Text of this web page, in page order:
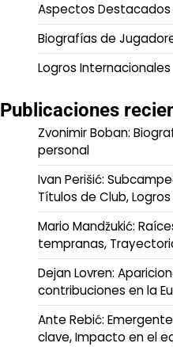
Aspectos
Biografías de
Logros Internacionales
Publicaciones
Zvonimir Boban:
personal
Ivan Perišić:
Títulos de Club,
Mario Mandžukić:
tempranas,
Dejan Lovren:
contribuciones en la
Ante Rebić:
clave, Impacto en el